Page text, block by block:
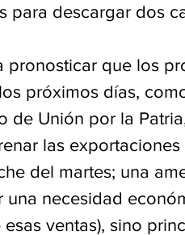
para descargar dos
pronosticar que los
próximos días,
Unión por la
las
del martes; una
necesidad
ventas), sino